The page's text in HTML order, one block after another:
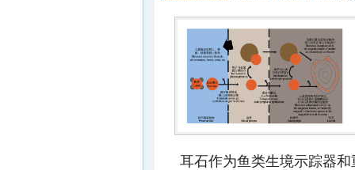
耳石作为鱼类生境示踪器